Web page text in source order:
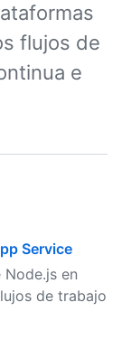
flujos de
e
Service
en
de trabajo